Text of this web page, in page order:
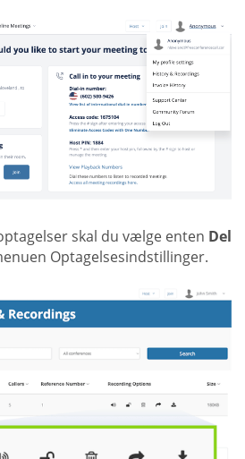
skal du vælge enten Del
Optagelsesindstillinger.